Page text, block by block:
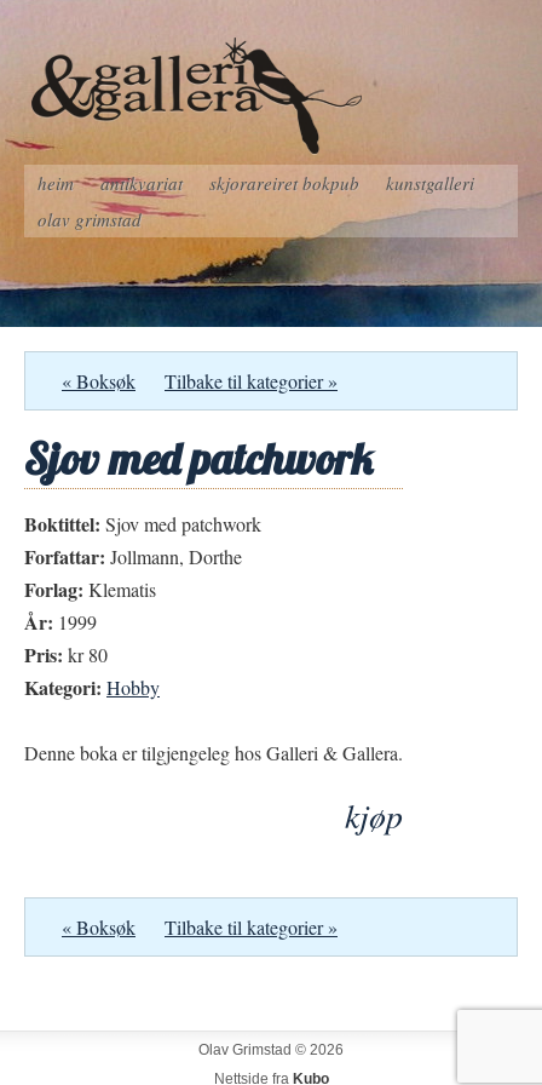
heim antikvariat skjorareiret bokpub
kunstgalleri
olav grimstad
« Boksøk Tilbake til kategorier »
Sjov med patchwork
Boktittel: Sjov med patchwork
Forfattar: Jollmann, Dorthe
Forlag: Klematis
År: 1999
Pris: kr 80
Kategori: Hobby
Denne boka er tilgjengeleg hos Galleri & Gallera.
kjøp
« Boksøk Tilbake til kategorier »
Olav Grimstad © 2026
Nettside fra Kubo